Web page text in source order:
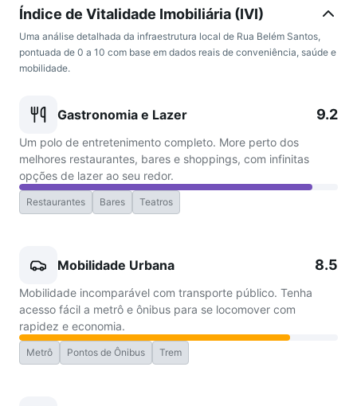
Índice de Vitalidade Imobiliária (IVI)
Uma análise detalhada da infraestrutura local de Rua Belém Santos,
pontuada de 0 a 10 com base em dados reais de conveniência, saúde e
mobilidade.
Gastronomia e Lazer 9.2
Um polo de entretenimento completo. More perto dos
melhores restaurantes, bares e shoppings, com infinitas
opções de lazer ao seu redor.
Restaurantes Bares Teatros
Mobilidade Urbana 8.5
Mobilidade incomparável com transporte público. Tenha
acesso fácil a metrô e ônibus para se locomover com
rapidez e economia.
Metrô Pontos de Ônibus Trem